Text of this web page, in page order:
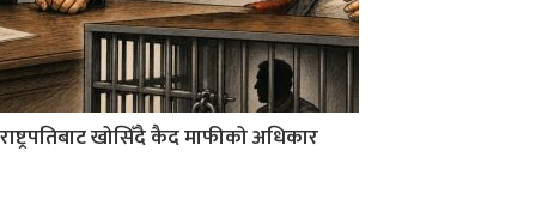
राष्ट्रपतिबाट खोसिँदै कैद माफीको अधिकार